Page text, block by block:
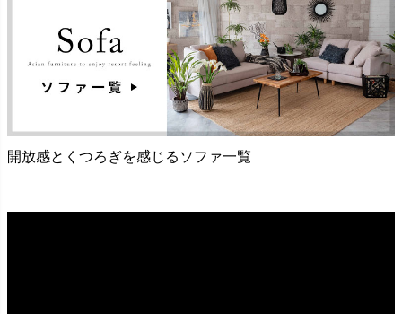
開放感とくつろぎを感じるソファ一覧